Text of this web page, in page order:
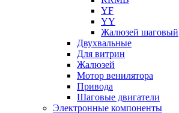
YF
YY
Жалюзей шаговый
Двухвальные
Для витрин
Жалюзей
Мотор венилятора
Привода
Шаговые двигатели
Электронные компоненты